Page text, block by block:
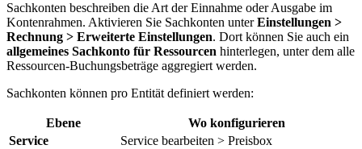
Sachkonten beschreiben die Art der Einnahme oder Ausgabe im
Kontenrahmen. Aktivieren Sie Sachkonten unterEinstellungen >
Rechnung > Erweiterte Einstellungen. Dort können Sie auch ein
allgemeines Sachkonto für Ressourcen hinterlegen, unter dem alle
Ressourcen-Buchungsbeträge aggregiert werden.
Sachkonten können pro Entität definiert werden:
Ebene
Wo konfigurieren
Service
Service bearbeiten > Preisbox